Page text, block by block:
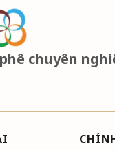
chuyên